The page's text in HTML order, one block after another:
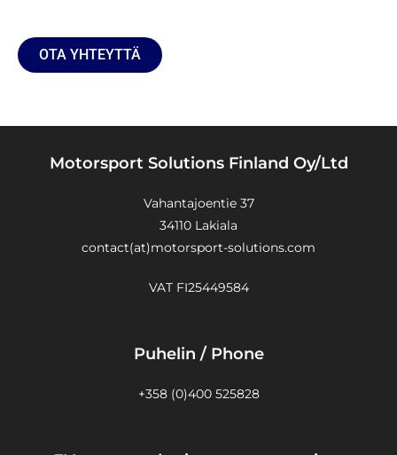
OTA YHTEYTTÄ
Motorsport Solutions Finland Oy/Ltd
Vahantajoentie 37
34110 Lakiala
contact(at)motorsport-solutions.com
VAT FI25449584
Puhelin / Phone
+358 (0)400 525828